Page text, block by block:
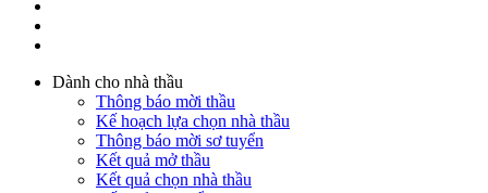
Dành cho nhà thầu
Thông báo mời thầu
Kế hoạch lựa chọn nhà thầu
Thông báo mời sơ tuyển
Kết quả mở thầu
Kết quả chọn nhà thầu